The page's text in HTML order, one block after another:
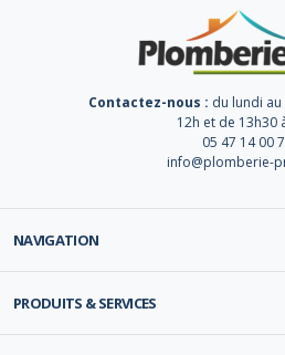
Contactez-nous : du lundi
12h et de 13h30
05 47 14 00
info@plomberie-
NAVIGATION
PRODUITS & SERVICES